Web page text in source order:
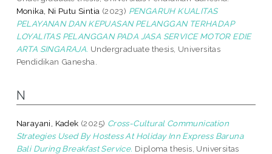
Monika, Ni Putu Sintia (2023) PENGARUH KUALITAS
PELAYANAN DAN KEPUASAN PELANGGAN TERHADAP
LOYALITAS PELANGGAN PADA JASA SERVICE MOTOR EDIE
ARTA SINGARAJA. Undergraduate thesis, Universitas
Pendidikan Ganesha.
N
Narayani, Kadek (2025) Cross-Cultural Communication
Strategies Used By Hostess At Holiday Inn Express Baruna
Bali During Breakfast Service. Diploma thesis, Universitas